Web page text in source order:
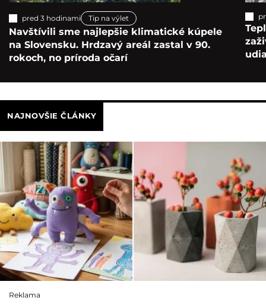
pred 3 hodinami Tip na výlet
Navštívili sme najlepšie klimatické kúpele
na Slovensku. Hrdzavý areál zastal v 90.
rokoch, no príroda očarí
NAJNOVŠIE ČLÁNKY
Reklama